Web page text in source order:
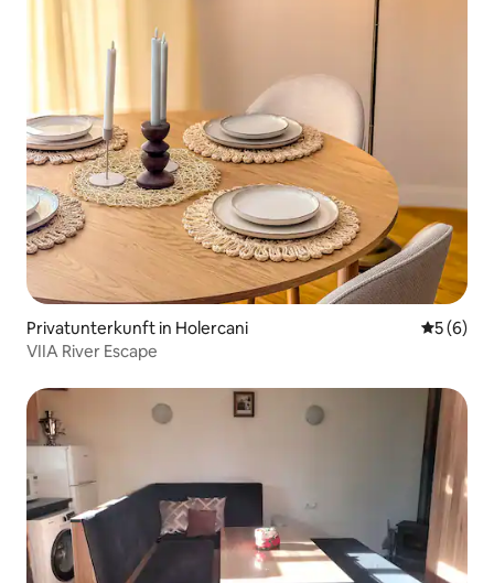
Privatunterkunft in Holercani
5 (6)
VIIA River Escape